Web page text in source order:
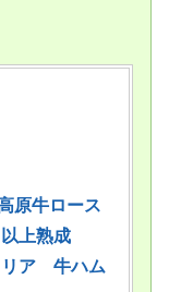
原牛ロース
上熟成
ア 牛ハム